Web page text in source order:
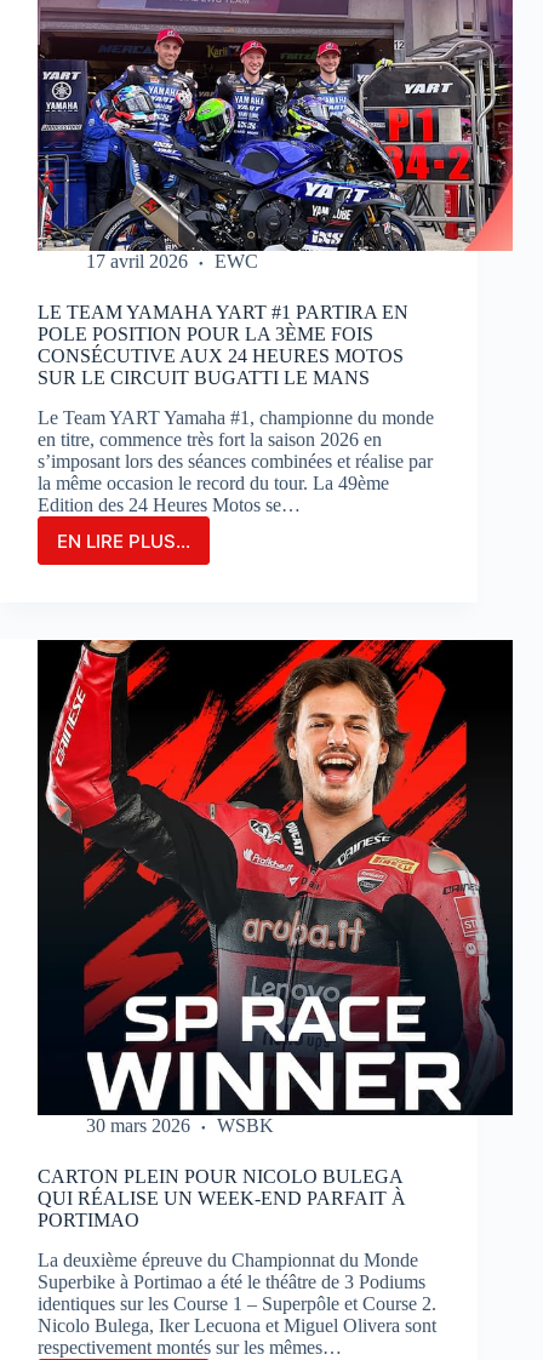
17 avril 2026 EWC
LE TEAM YAMAHA YART #1 PARTIRA EN
POLE POSITION POUR LA 3ÈME FOIS
CONSÉCUTIVE AUX 24 HEURES MOTOS
SUR LE CIRCUIT BUGATTI LE MANS
Le Team YART Yamaha #1, championne du monde
en titre, commence très fort la saison 2026 en
s’imposant lors des séances combinées et réalise par
la même occasion le record du tour. La 49ème
Edition des 24 Heures Motos se…
EN LIRE PLUS...
LE
#1
PARTIRA
EN
POSITION
POUR
LA
3ÈME
FOIS
CONSÉCUTIVE
AUX
HEURES
MOTOS
SUR
LE
CIRCUIT
BUGATTI
LE
MANS
30 mars 2026 WSBK
CARTON PLEIN POUR NICOLO BULEGA
QUI RÉALISE UN WEEK-END PARFAIT À
PORTIMAO
La deuxième épreuve du Championnat du Monde
Superbike à Portimao a été le théâtre de 3 Podiums
identiques sur les Course 1 – Superpôle et Course 2.
Nicolo Bulega, Iker Lecuona et Miguel Olivera sont
respectivement montés sur les mêmes…